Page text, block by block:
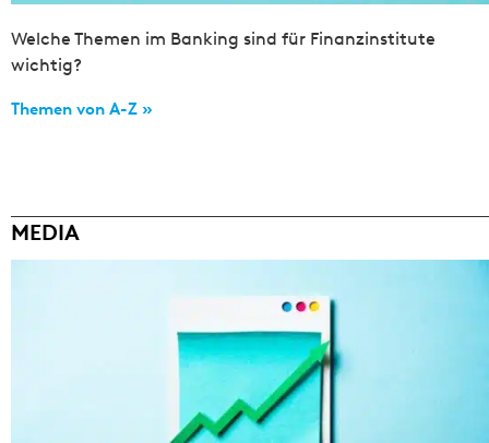
Welche Themen im Banking sind für Finanzinstitute
wichtig?
Themen von A-Z »
MEDIA